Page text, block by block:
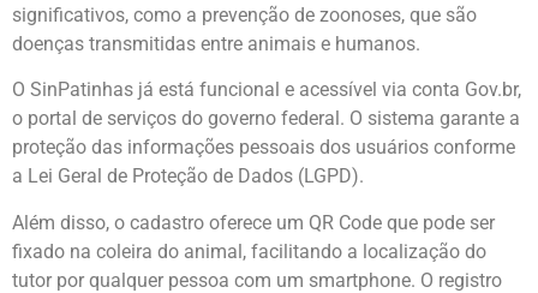
significativos, como a prevenção de zoonoses, que são
doenças transmitidas entre animais e humanos.
O SinPatinhas já está funcional e acessível via conta Gov.br,
o portal de serviços do governo federal. O sistema garante a
proteção das informações pessoais dos usuários conforme
a Lei Geral de Proteção de Dados (LGPD).
Além disso, o cadastro oferece um QR Code que pode ser
fixado na coleira do animal, facilitando a localização do
tutor por qualquer pessoa com um smartphone. O registro